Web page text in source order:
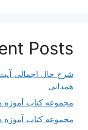
Posts
شرح حال اجمالی
همدانی
مجموعه کتاب
مجموعه کتاب